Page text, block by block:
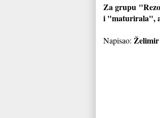
Za grupu
i "maturirala",
Napisao: